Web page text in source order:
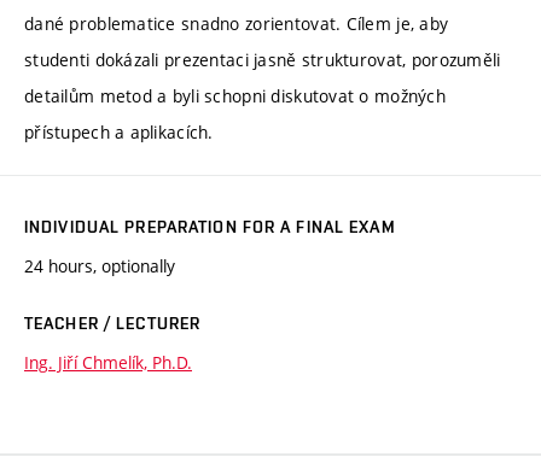
dané problematice snadno zorientovat. Cílem je, aby
studenti dokázali prezentaci jasně strukturovat, porozuměli
detailům metod a byli schopni diskutovat o možných
přístupech a aplikacích.
INDIVIDUAL PREPARATION FOR A FINAL EXAM
24 hours, optionally
TEACHER / LECTURER
Ing. Jiří Chmelík, Ph.D.